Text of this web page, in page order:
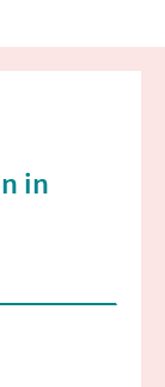
in
2 Zeichen